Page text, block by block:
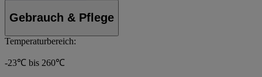
Gebrauch & Pflege
Temperaturbereich:
-23℃ bis 260℃